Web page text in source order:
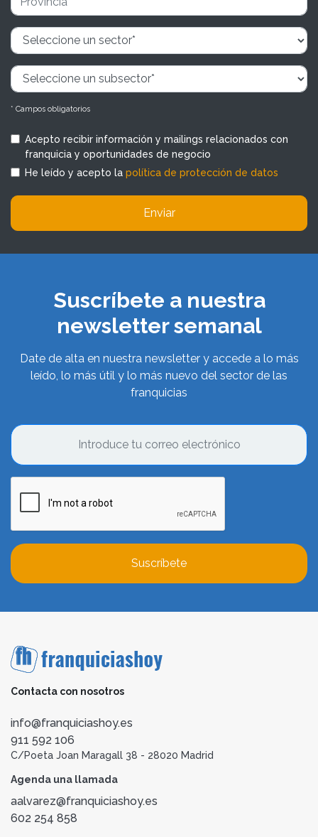
* Campos obligatorios
Acepto recibir información y mailings relacionados con
franquicia y oportunidades de negocio
He leído y acepto la política de protección de datos
Enviar
Suscríbete a nuestra
newsletter semanal
Date de alta en nuestra newsletter y accede a lo más
leído, lo más útil y lo más nuevo del sector de las
franquicias
Suscríbete
Contacta con nosotros
info@franquiciashoy.es
911 592 106
C/Poeta Joan Maragall 38 - 28020 Madrid
Agenda una llamada
aalvarez@franquiciashoy.es
602 254 858